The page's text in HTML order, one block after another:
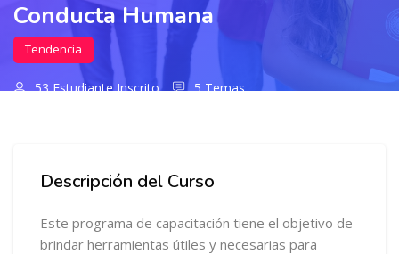
Conducta Humana
Tendencia
53 Estudiante Inscrito 5 Temas
Descripción del Curso
Este programa de capacitación tiene el objetivo de
brindar herramientas útiles y necesarias para